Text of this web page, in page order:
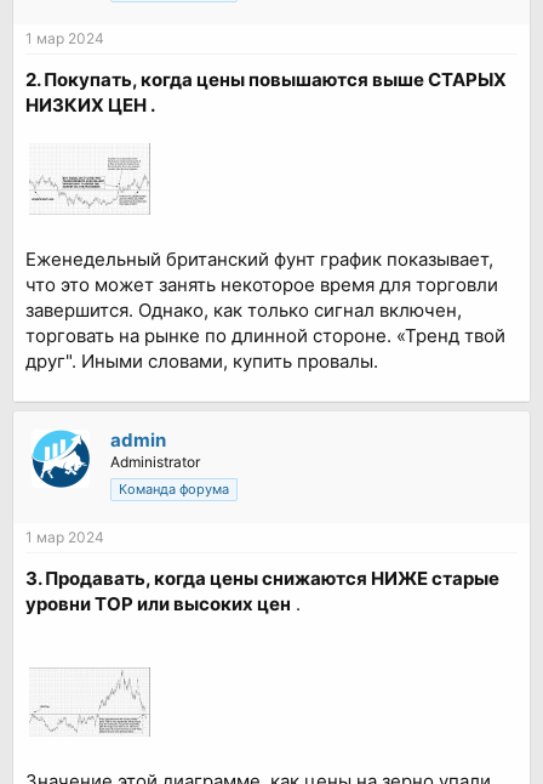
1 мар 2024
2. Покупать, когда цены повышаются выше СТАРЫХ
НИЗКИХ ЦЕН .
Еженедельный британский фунт график показывает,
что это может занять некоторое время для торговли
завершится. Однако, как только сигнал включен,
торговать на рынке по длинной стороне. «Тренд твой
друг". Иными словами, купить провалы.
admin
Administrator
Команда форума
1 мар 2024
3. Продавать, когда цены снижаются НИЖЕ старые
уровни TOP или высоких цен .